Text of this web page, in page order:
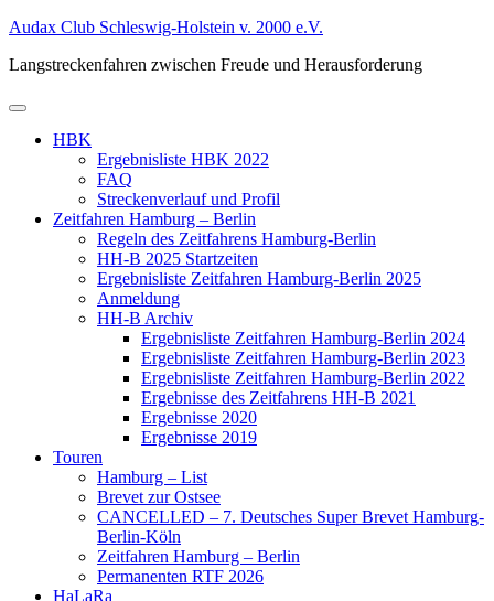
Zum
springen
Audax Club Schleswig-Holstein v. 2000 e.V.
Langstreckenfahren zwischen Freude und Herausforderung
Primäres
HBK
Ergebnisliste HBK 2022
FAQ
Streckenverlauf und Profil
Zeitfahren Hamburg – Berlin
Regeln des Zeitfahrens Hamburg-Berlin
HH-B 2025 Startzeiten
Ergebnisliste Zeitfahren Hamburg-Berlin 2025
Anmeldung
HH-B Archiv
Ergebnisliste Zeitfahren Hamburg-Berlin 2024
Ergebnisliste Zeitfahren Hamburg-Berlin 2023
Ergebnisliste Zeitfahren Hamburg-Berlin 2022
Ergebnisse des Zeitfahrens HH-B 2021
Ergebnisse 2020
Ergebnisse 2019
Touren
Hamburg – List
Brevet zur Ostsee
CANCELLED – 7. Deutsches Super Brevet Hamburg-
Berlin-Köln
Zeitfahren Hamburg – Berlin
Permanenten RTF 2026
HaLaRa